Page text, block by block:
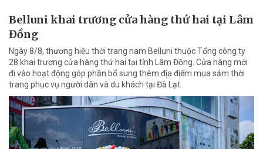
Belluni khai trương cửa hàng thứ hai tại Lâm
Đồng
Ngày 8/8, thương hiệu thời trang nam Belluni thuộc Tổng công ty
28 khai trương cửa hàng thứ hai tại tỉnh Lâm Đồng. Cửa hàng mới
đi vào hoạt động góp phần bổ sung thêm địa điểm mua sắm thời
trang phục vụ người dân và du khách tại Đà Lạt.